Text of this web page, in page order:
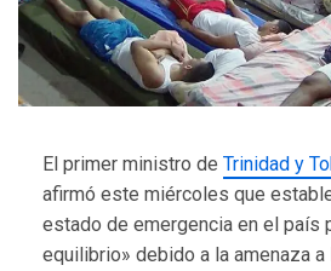
El primer ministro de Trinidad y
afirmó este miércoles que
estado de emergencia en el país
equilibrio» debido a la amenaza a